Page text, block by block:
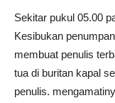
Sekitar pukul 05.00
Kesibukan
membuat penulis
tua di buritan kapal
penulis.